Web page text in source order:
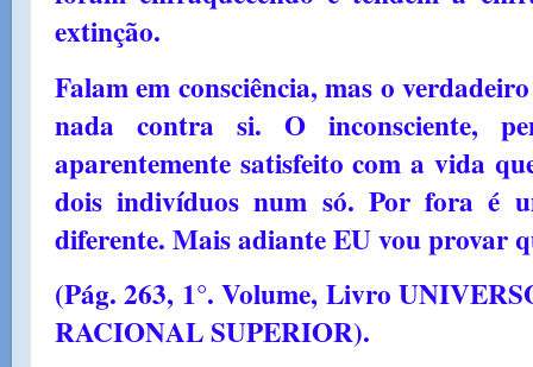
extinção.
Falam em consciência, mas o
nada contra si. O inconsciente,
aparentemente satisfeito com a vida
dois indivíduos num só. Por fora é
diferente. Mais adiante EU vou provar
(Pág. 263, 1°. Volume, Livro
RACIONAL SUPERIOR).